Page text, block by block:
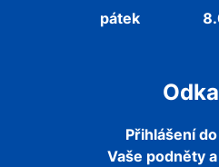
pátek
Přihlášení
Vaše podněty